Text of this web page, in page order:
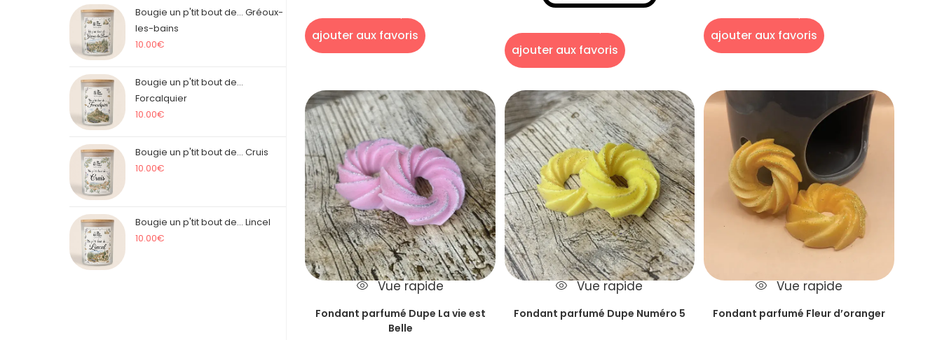
Bougie un p'tit bout de... Gréoux-
les-bains
10.00€
Bougie un p'tit bout de...
Forcalquier
10.00€
Bougie un p'tit bout de... Cruis
10.00€
Bougie un p'tit bout de... Lincel
10.00€
ajouter aux favoris
ajouter aux favoris
ajouter aux favoris
Vue rapide
Fondant parfumé Dupe La vie est
Belle
Vue rapide
Fondant parfumé Dupe Numéro 5
Vue rapide
Fondant parfumé Fleur d’oranger